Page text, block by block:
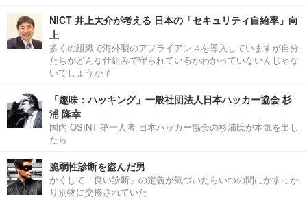
NICT 井上大介が考える 日本の「セキュリティ自給率」向
上
多くの組織で海外製のアプライアンスを導入していますが自分
たちがどんな仕組みで守られているかわかっていないんじゃな
いでしょうか？
「趣味：ハッキング」一般社団法人日本ハッカー協会 杉
浦 隆幸
国内 OSINT 第一人者 日本ハッカー協会の杉浦氏が本気を出し
たら
脆弱性診断を盗んだ男
かくして「良い診断」の定義が気づいたらいつの間にかすっか
り別物に交換されていた